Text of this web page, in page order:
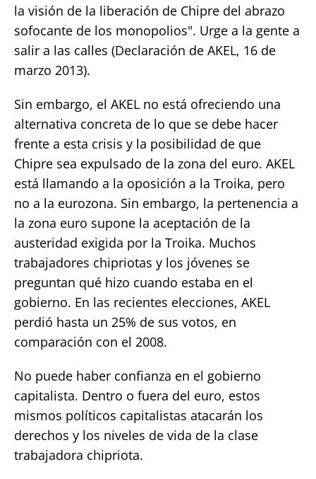
la visión de la liberación de Chipre del abrazo
sofocante de los monopolios". Urge a la gente a
salir a las calles (Declaración de AKEL, 16 de
marzo 2013).
Sin embargo, el AKEL no está ofreciendo una
alternativa concreta de lo que se debe hacer
frente a esta crisis y la posibilidad de que
Chipre sea expulsado de la zona del euro. AKEL
está llamando a la oposición a la Troika, pero
no a la eurozona. Sin embargo, la pertenencia a
la zona euro supone la aceptación de la
austeridad exigida por la Troika. Muchos
trabajadores chipriotas y los jóvenes se
preguntan qué hizo cuando estaba en el
gobierno. En las recientes elecciones, AKEL
perdió hasta un 25% de sus votos, en
comparación con el 2008.
No puede haber confianza en el gobierno
capitalista. Dentro o fuera del euro, estos
mismos políticos capitalistas atacarán los
derechos y los niveles de vida de la clase
trabajadora chipriota.